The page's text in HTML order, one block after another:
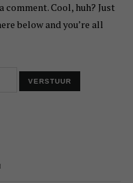
comment. Cool, huh? Just
below and you’re all